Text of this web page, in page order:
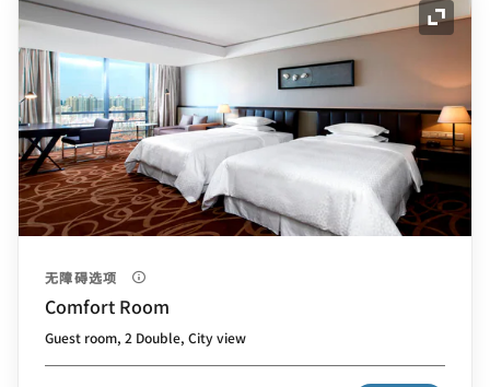
展开
无障碍选项
Comfort Room
Guest room, 2 Double, City view